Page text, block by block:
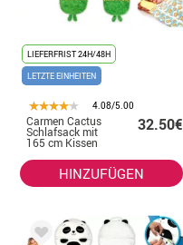
LIEFERFRIST 24H/48H
LETZTE EINHEITEN
4.08/5.00
Carmen Cactus
Schlafsack mit
165 cm Kissen
32.50€
HINZUFÜGEN